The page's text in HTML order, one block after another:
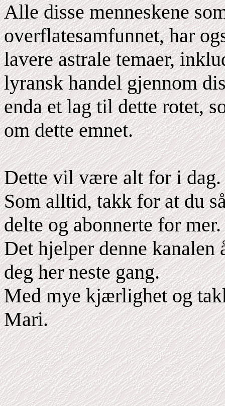
Alle disse menneskene
overflatesamfunnet, har
lavere astrale temaer,
lyransk handel gjennom
enda et lag til dette rotet,
om dette emnet.
Dette vil være alt for i dag.
Som alltid, takk for at du
delte og abonnerte for mer.
Det hjelper denne kanalen
deg her neste gang.
Med mye kjærlighet og
Mari.